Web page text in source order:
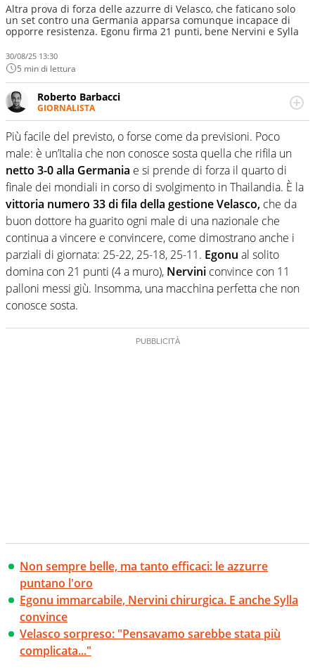
Altra prova di forza delle azzurre di Velasco, che faticano solo
un set contro una Germania apparsa comunque incapace di
opporre resistenza. Egonu firma 21 punti, bene Nervini e Sylla
30/08/25 13:30
5 min di lettura
Roberto Barbacci
GIORNALISTA
Giornalista (pubblicista) sportivo a tutto campo, è il
tuttologo di Virgilio Sport. Provate a chiedergli di boxe, di
scherma, di volley o di curling: ve ne farà innamorare
Più facile del previsto, o forse come da previsioni. Poco
male: è un’Italia che non conosce sosta quella che rifila un
netto 3-0 alla Germania e si prende di forza il quarto di
finale dei mondiali in corso di svolgimento in Thailandia. È la
vittoria numero 33 di fila della gestione Velasco, che da
buon dottore ha guarito ogni male di una nazionale che
continua a vincere e convincere, come dimostrano anche i
parziali di giornata: 25-22, 25-18, 25-11. Egonu al solito
domina con 21 punti (4 a muro), Nervini convince con 11
palloni messi giù. Insomma, una macchina perfetta che non
conosce sosta.
Non sempre belle, ma tanto efficaci: le azzurre
puntano l'oro
Egonu immarcabile, Nervini chirurgica. E anche Sylla
convince
Velasco sorpreso: "Pensavamo sarebbe stata più
complicata..."